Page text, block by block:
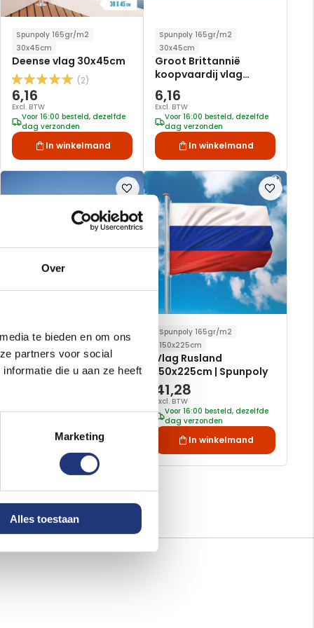
Over
te bieden en om ons
partners voor social
die u aan ze heeft
Marketing
Alles toestaan
Spunpoly 165gr/m2
30x45cm
Deense vlag 30x45cm
Waardering:
100
% of100
(2)
6,16
Excl. BTW
Voor 16:00 besteld, dezelfde
dag verzonden
In winkelmand
Spunpoly 165gr/m2
30x45cm
Groot Brittannië
koopvaardij vlag
30x45cm
6,16
Excl. BTW
Voor 16:00 besteld, dezelfde
dag verzonden
In winkelmand
Voeg
toe
aan
verlanglijst
30x45cm
Piratenvlag 30x45cm
Voor 16:00 besteld, dezelfde
In winkelmand
Voeg
toe
aan
verlanglijst
Spunpoly 165gr/m2
150x225cm
Vlag Rusland
150x225cm | Spunpoly
41,28
Excl. BTW
Voor 16:00 besteld, dezelfde
dag verzonden
In winkelmand